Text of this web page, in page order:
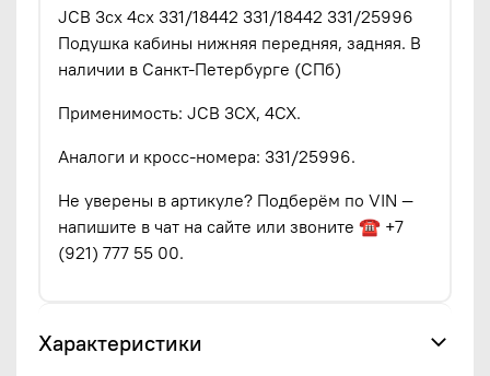
JCB 3cx 4cx 331/18442 331/18442 331/25996
Подушка кабины нижняя передняя, задняя. В
наличии в Санкт-Петербурге (СПб)
Применимость: JCB 3CX, 4CX.
Аналоги и кросс-номера: 331/25996.
Не уверены в артикуле? Подберём по VIN —
напишите в чат на сайте или звоните ☎ +7
(921) 777 55 00.
Характеристики